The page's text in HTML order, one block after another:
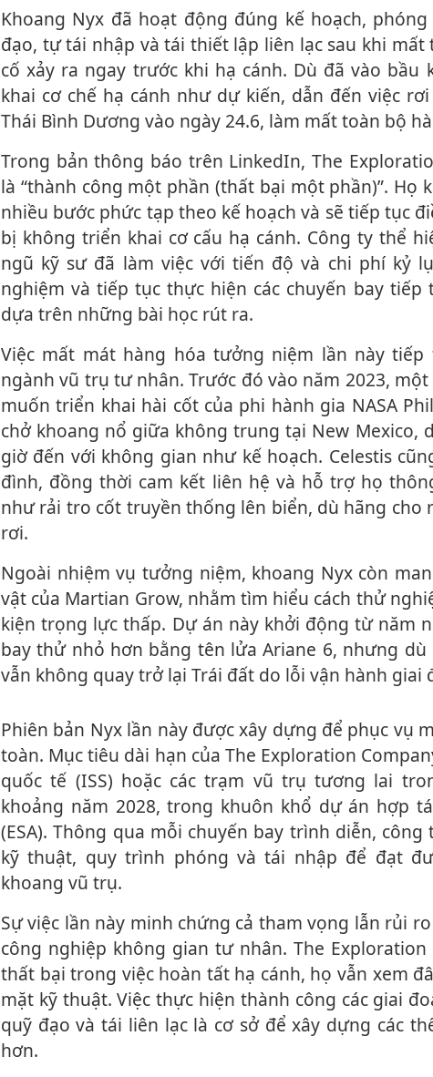
Khoang Nyx đã hoạt động đúng kế hoạch, phóng thành công, ổn định trên quỹ
đạo, tự tái nhập và tái thiết lập liên lạc sau khi
cố xảy ra ngay trước khi hạ cánh. Dù đã vào bầu
khai cơ chế hạ cánh như dự kiến, dẫn đến việc
Thái Bình Dương vào ngày 24.6, làm mất toàn bộ
Trong bản thông báo trên LinkedIn, The Exploration Company mô tả chuyến bay
là “thành công một phần (thất bại một phần)”. Họ
nhiều bước phức tạp theo kế hoạch và sẽ tiếp tục
bị không triển khai cơ cấu hạ cánh. Công ty thể
ngũ kỹ sư đã làm việc với tiến độ và chi phí kỷ
nghiệm và tiếp tục thực hiện các chuyến bay
dựa trên những bài học rút ra.
Việc mất mát hàng hóa tưởng niệm lần này tiếp tục nối dài chuỗi rủi ro trong
ngành vũ trụ tư nhân. Trước đó vào năm 2023,
muốn triển khai hài cốt của phi hành gia NASA
chở khoang nổ giữa không trung tại New Mexico,
giờ đến với không gian như kế hoạch. Celestis
đình, đồng thời cam kết liên hệ và hỗ trợ họ
như rải tro cốt truyền thống lên biển, dù hãng cho
rơi.
Ngoài nhiệm vụ tưởng niệm, khoang Nyx còn mang theo dự án nghiên cứu thực
vật của Martian Grow, nhằm tìm hiểu cách thử
kiện trọng lực thấp. Dự án này khởi động từ năm
bay thử nhỏ hơn bằng tên lửa Ariane 6, nhưng
vẫn không quay trở lại Trái đất do lỗi vận hành giai
Phiên bản Nyx lần này được xây dựng để phục vụ mục đích tái nhập và hạ cánh an
toàn. Mục tiêu dài hạn của The Exploration
quốc tế (ISS) hoặc các trạm vũ trụ tương lai
khoảng năm 2028, trong khuôn khổ dự án hợp
(ESA). Thông qua mỗi chuyến bay trình diễn,
kỹ thuật, quy trình phóng và tái nhập để đạt
khoang vũ trụ.
Sự việc lần này minh chứng cả tham vọng lẫn rủi ro trong tiến trình phát triển nền
công nghiệp không gian tư nhân. The
thất bại trong việc hoàn tất hạ cánh, họ vẫn xem
mặt kỹ thuật. Việc thực hiện thành công các giai
quỹ đạo và tái liên lạc là cơ sở để xây dựng các
hơn.